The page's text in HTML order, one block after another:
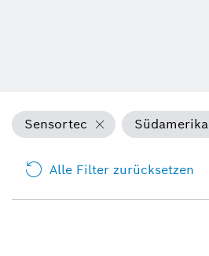
Sensortec Südamerika
Alle Filter zurücksetzen